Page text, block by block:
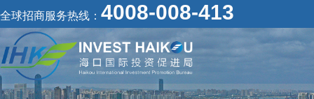
全球招商服务热线： 4008-008-413